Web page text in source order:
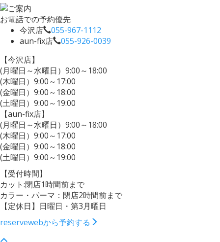
お電話での予約優先
今沢店
055-967-1112
aun-fix店
055-926-0039
【今沢店】
(月曜日～水曜日）9:00～18:00
(木曜日）9:00～17:00
(金曜日）9:00～18:00
(土曜日）9:00～19:00
【aun-fix店】
(月曜日～水曜日）9:00～18:00
(木曜日）9:00～17:00
(金曜日）9:00～18:00
(土曜日）9:00～19:00
【受付時間】
カット:閉店1時間前まで
カラー・パーマ：閉店2時間前まで
【定休日】日曜日・第3月曜日
reservewebから予約する